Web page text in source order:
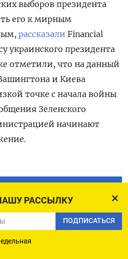
РАССЫЛКУ
ПОДПИСАТЬСЯ
выборов президента
его к мирным
рассказали Financial
украинского президента
отметили, что на данный
и Киева
точке с начала войны
Зеленского
начинают
В GOOGLE